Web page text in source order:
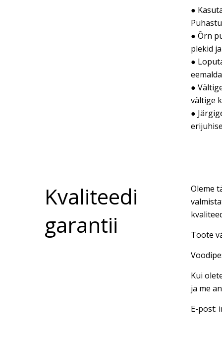
●
● Õrn
plekid
●
●
vältige
●
Kvaliteedi
garantii
Oleme
Toote
Kui
ja me
E-post: